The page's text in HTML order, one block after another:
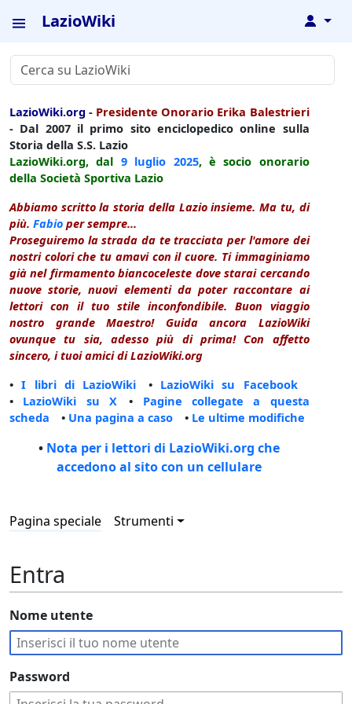
LazioWiki ↓
LazioWiki.org - Presidente Onorario Erika Balestrieri
- Dal 2007 il primo sito enciclopedico online sulla
Storia della S.S. Lazio
LazioWiki.org, dal 9 luglio 2025, è socio onorario
della Società Sportiva Lazio
Abbiamo scritto la storia della Lazio insieme. Ma tu, di
più. Fabio per sempre...
Proseguiremo la strada da te tracciata per l'amore dei
nostri colori che tu amavi con il cuore. Ti immaginiamo
già nel firmamento biancoceleste dove starai cercando
nuove storie, nuovi elementi da poter raccontare ai
lettori con il tuo stile inconfondibile. Buon viaggio
nostro grande Maestro! Guida ancora LazioWiki
ovunque tu sia, adesso più di prima! Con affetto
sincero, i tuoi amici di LazioWiki.org
•I libri di LazioWiki • LazioWiki su Facebook
• LazioWiki su X • Pagine collegate a questa
scheda • Una pagina a caso • Le ultime modifiche
• Nota per i lettori di LazioWiki.org che
accedono al sito con un cellulare
Pagina speciale Strumenti
Entra
Nome utente
Password